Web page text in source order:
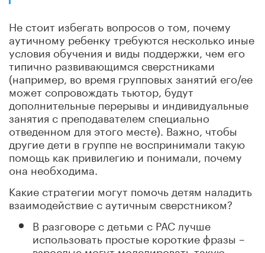
Не стоит избегать вопросов о том, почему
аутичному ребенку требуются несколько иные
условия обучения и виды поддержки, чем его
типично развивающимся сверстниками
(например, во время групповых занятий его/ее
может сопровождать тьютор, будут
дополнительные перерывы и индивидуальные
занятия с преподавателем специально
отведенном для этого месте). Важно, чтобы
другие дети в группе не воспринимали такую
помощь как привилегию и понимали, почему
она необходима.
Какие стратегии могут помочь детям наладить
взаимодействие с аутичным сверстником?
В разговоре с детьми с РАС лучше
использовать простые короткие фразы –